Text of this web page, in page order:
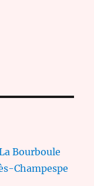
Bourboule
Champespe